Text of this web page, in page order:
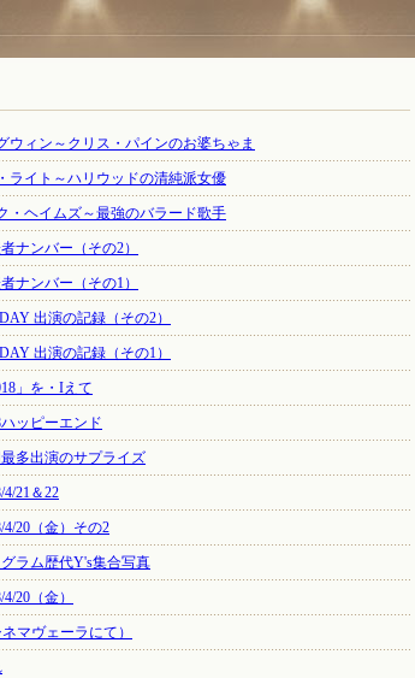
ウィン～クリス・パインのお婆ちゃま
ライト～ハリウッドの清純派女優
・ヘイムズ～最強のバラード歌手
ナンバー（その2）
ナンバー（その1）
出演の記録（その2）
出演の記録（その1）
」を・Iえて
ッピーエンド
多出演のサプライズ
21＆22
20（金）その2
ラム歴代Y's集合写真
20（金）
マヴェーラにて）